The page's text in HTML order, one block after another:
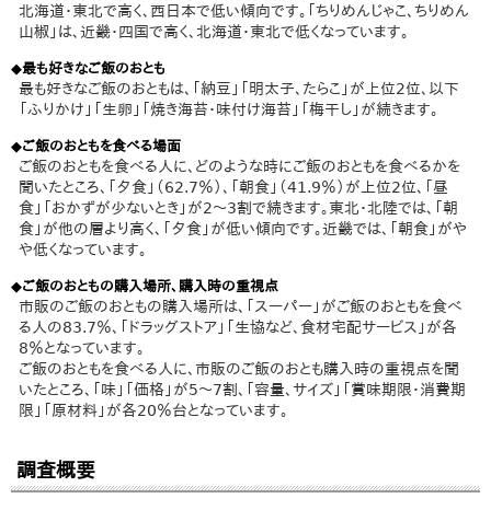
北海道・東北で高く、西日本で低い傾向です。「ちりめんじゃこ、ちりめん
山椒」は、近畿・四国で高く、北海道・東北で低くなっています。
◆最も好きなご飯のおとも
最も好きなご飯のおともは、「納豆」「明太子、たらこ」が上位2位、以下
「ふりかけ」「生卵」「焼き海苔・味付け海苔」「梅干し」が続きます。
◆ご飯のおともを食べる場面
ご飯のおともを食べる人に、どのような時にご飯のおともを食べるかを
聞いたところ、「夕食」（62.7％）、「朝食」（41.9％）が上位2位、「昼
食」「おかずが少ないとき」が2～3割で続きます。東北・北陸では、「朝
食」が他の層より高く、「夕食」が低い傾向です。近畿では、「朝食」がや
や低くなっています。
◆ご飯のおともの購入場所、購入時の重視点
市販のご飯のおともの購入場所は、「スーパー」がご飯のおともを食べ
る人の83.7％、「ドラッグストア」「生協など、食材宅配サービス」が各
8％となっています。
ご飯のおともを食べる人に、市販のご飯のおとも購入時の重視点を聞
いたところ、「味」「価格」が5～7割、「容量、サイズ」「賞味期限・消費期
限」「原材料」が各20％台となっています。
調査概要